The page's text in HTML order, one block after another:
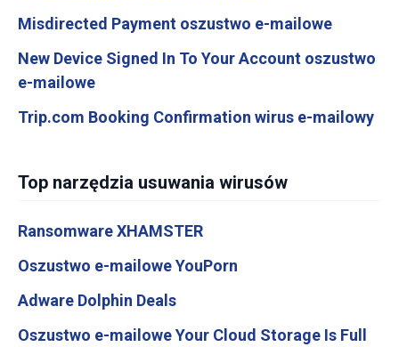
Misdirected Payment oszustwo e-mailowe
New Device Signed In To Your Account oszustwo
e-mailowe
Trip.com Booking Confirmation wirus e-mailowy
Top narzędzia usuwania wirusów
Ransomware XHAMSTER
Oszustwo e-mailowe YouPorn
Adware Dolphin Deals
Oszustwo e-mailowe Your Cloud Storage Is Full